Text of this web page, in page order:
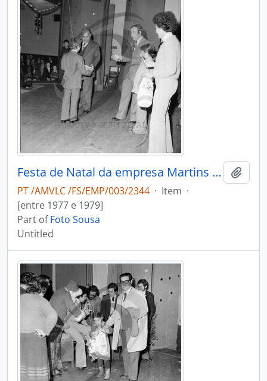
Festa de Natal da empresa Martins & Rebello
PT /AMVLC /FS/EMP/003/2344 · Item ·
[entre 1977 e 1979]
Part ofFoto Sousa
Untitled